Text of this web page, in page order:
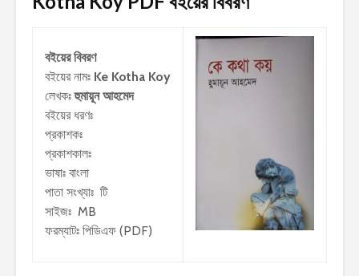
বইয়ের বিবরণ
বইয়ের নামঃ Ke Kotha Koy
লেখকঃহুমায়ূন আহমেদ
বইয়ের ধরণঃ
প্রকাশকঃ
প্রকাশকালঃ
ভাষাঃ বাংলা
পাতা সংখ্যাঃ টি
সাইজঃ MB
ফরম্যাটঃ পিডিএফ (PDF)